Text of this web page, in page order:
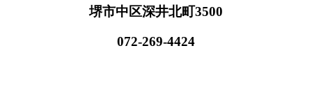
堺市中区深井北町3500
072-269-4424